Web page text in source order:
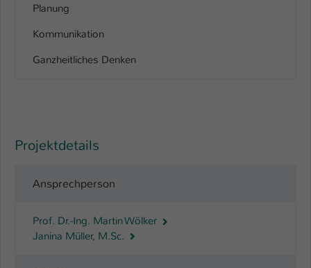
Planung
Kommunikation
Ganzheitliches Denken
Projektdetails
Ansprechperson
Prof. Dr.-Ing. Martin Wölker
Janina Müller, M.Sc.